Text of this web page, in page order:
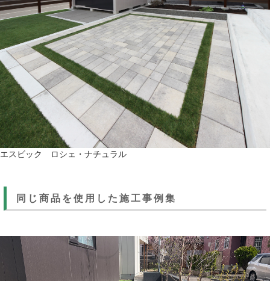
エスビック ロシェ・ナチュラル
同じ商品を使用した施工事例集